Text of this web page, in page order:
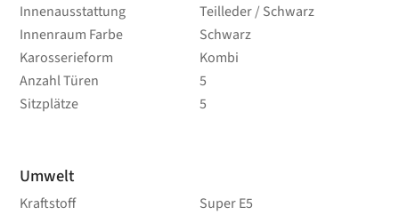
Innenausstattung
Teilleder / Schwarz
Innenraum Farbe
Schwarz
Karosserieform
Kombi
Anzahl Türen
5
Sitzplätze
5
Umwelt
Kraftstoff
Super E5